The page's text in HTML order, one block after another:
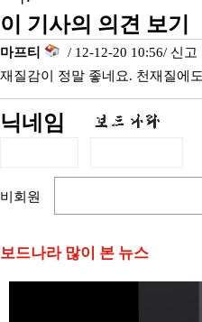
이 기사의 의견 보기
마프티 / 12-12-20 10:56/ 신고
재질감이 정말 좋네요. 천재질에
닉네임
비회원
보드나라 많이 본 뉴스